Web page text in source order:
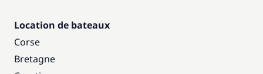
Location de bateaux
Corse
Bretagne